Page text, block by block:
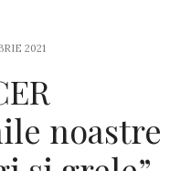
2021
noastre